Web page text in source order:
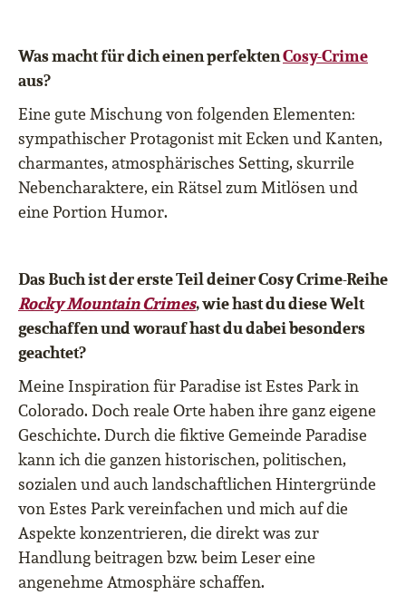
Was macht für dich einen perfektenCosy-Crime
aus?
Eine gute Mischung von folgenden Elementen:
sympathischer Protagonist mit Ecken und Kanten,
charmantes, atmosphärisches Setting, skurrile
Nebencharaktere, ein Rätsel zum Mitlösen und
eine Portion Humor.
Das Buch ist der erste Teil deiner Cosy Crime-Reihe
Rocky Mountain Crimes, wie hast du diese Welt
geschaffen und worauf hast du dabei besonders
geachtet?
Meine Inspiration für Paradise ist Estes Park in
Colorado. Doch reale Orte haben ihre ganz eigene
Geschichte. Durch die fiktive Gemeinde Paradise
kann ich die ganzen historischen, politischen,
sozialen und auch landschaftlichen Hintergründe
von Estes Park vereinfachen und mich auf die
Aspekte konzentrieren, die direkt was zur
Handlung beitragen bzw. beim Leser eine
angenehme Atmosphäre schaffen.